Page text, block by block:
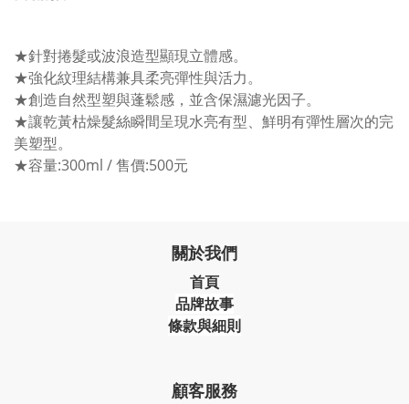
★針對捲髮或波浪造型顯現立體感。
★強化紋理結構兼具柔亮彈性與活力。
★創造自然型塑與蓬鬆感，並含保濕濾光因子。
★讓乾黃枯燥髮絲瞬間呈現水亮有型、鮮明有彈性層次的完
美塑型。
★容量:300ml / 售價:500元
關於我們
首頁
品牌故事
條款與細則
顧客服務